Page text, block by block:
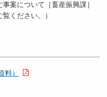
案について［畜産振興課］
ください。）
料）